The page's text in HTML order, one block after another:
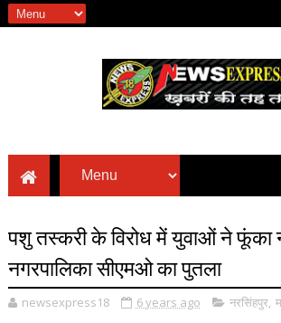
पशु तस्करी के विरोध में युवाओं ने फूंका
नगरपालिका सीएमओ का पुतला
newsexpress18 6 years ago नरसिंहपुर,